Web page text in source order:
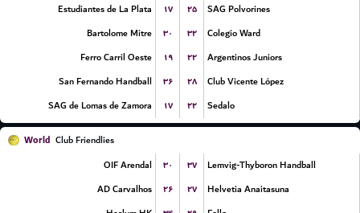
Estudiantes de La Plata
۱۷ ۲۵
SAG Polvorines
Bartolome Mitre
۳۰ ۳۲
Colegio Ward
Ferro Carril Oeste
۱۹ ۲۲
Argentinos Juniors
San Fernando Handball
۳۶ ۲۸
Club Vicente López
SAG de Lomas de Zamora
۱۷ ۲۲ Sedalo
World Club Friendlies
OIF Arendal
۳۰ ۳۷
Lemvig-Thyboron Handball
AD Carvalhos
۲۶ ۲۷
Helvetia Anaitasuna